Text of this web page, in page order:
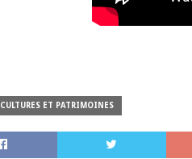
CULTURES ET PATRIMOINES